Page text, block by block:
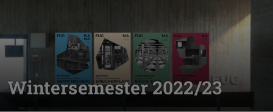
Wintersemester 2022/23